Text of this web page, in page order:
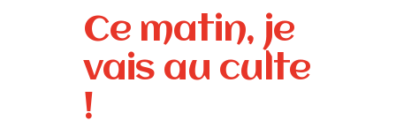
Ce matin, je
vais au culte
!